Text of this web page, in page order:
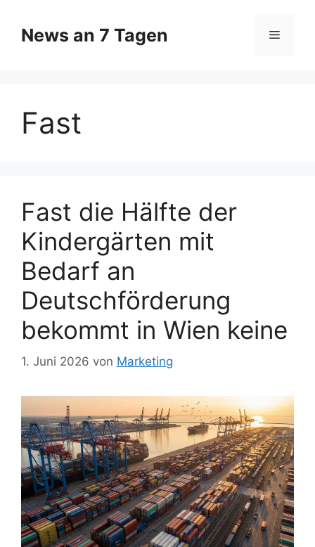
Inhalt
springen
News an 7 Tagen Menü
Fast
Fast die Hälfte der
Kindergärten mit
Bedarf an
Deutschförderung
bekommt in Wien keine
1. Juni 2026 von Marketing